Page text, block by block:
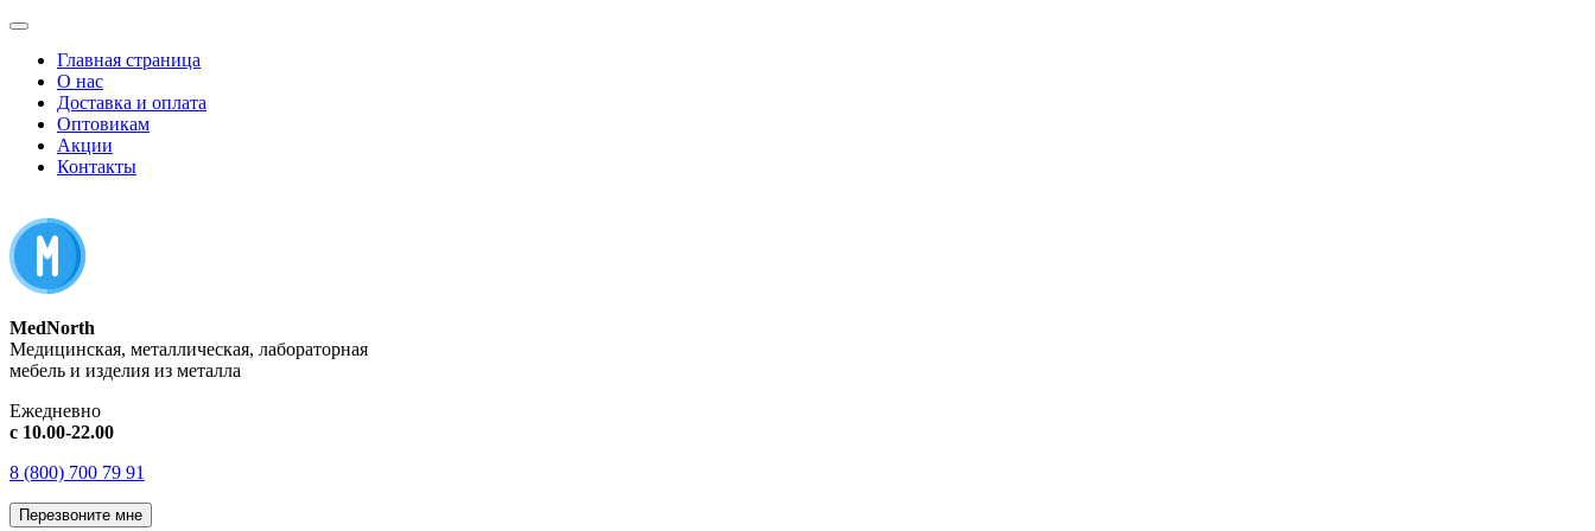
Главная страница
О нас
Доставка и оплата
Оптовикам
Акции
Контакты
MedNorth
Медицинская, металлическая, лабораторная
мебель и изделия из металла
Ежедневно
с 10.00-22.00
8 (800) 700 79 91
Перезвоните мне